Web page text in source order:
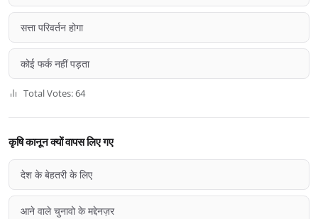
सत्ता परिवर्तन होगा
कोई फर्क नहीं पड़ता
Total Votes: 64
कृषि कानून क्यों वापस लिए गए
देश के बेहतरी के लिए
आने वाले चुनावो के मद्देनज़र